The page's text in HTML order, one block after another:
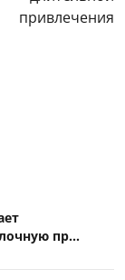
пр...